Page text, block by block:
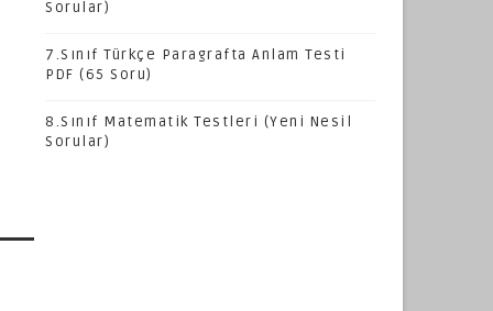
Sorular)
7.Sınıf Türkçe Paragrafta Anlam Testi
PDF (65 Soru)
8.Sınıf Matematik Testleri (Yeni Nesil
Sorular)